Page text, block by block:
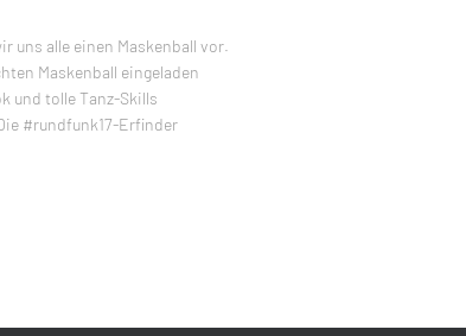
uns alle einen Maskenball vor.
Maskenball eingeladen
und tolle Tanz-Skills
#rundfunk17-Erfinder